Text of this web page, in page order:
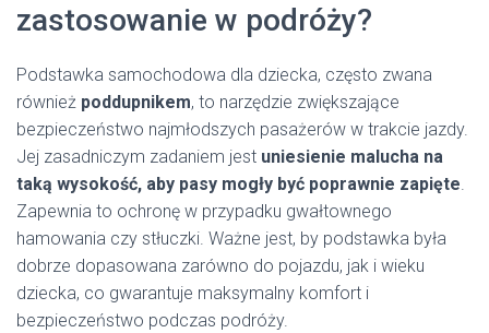
zastosowanie w podróży?
Podstawka samochodowa dla dziecka, często zwana
również poddupnikem, to narzędzie zwiększające
bezpieczeństwo najmłodszych pasażerów w trakcie jazdy.
Jej zasadniczym zadaniem jest uniesienie malucha na
taką wysokość, aby pasy mogły być poprawnie zapięte.
Zapewnia to ochronę w przypadku gwałtownego
hamowania czy stłuczki. Ważne jest, by podstawka była
dobrze dopasowana zarówno do pojazdu, jak i wieku
dziecka, co gwarantuje maksymalny komfort i
bezpieczeństwo podczas podróży.